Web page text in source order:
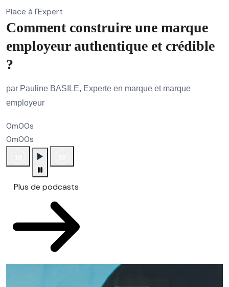
Place à l'Expert
Comment construire une marque
employeur authentique et crédible
?
par Pauline BASILE, Experte en marque et marque
employeur
0m00s
0m00s
Plus de podcasts